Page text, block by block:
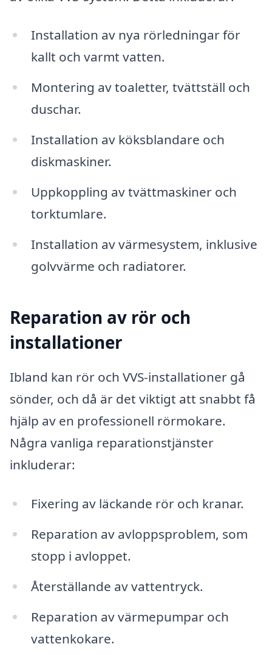
Installation av nya rörledningar för
kallt och varmt vatten.
Montering av toaletter, tvättställ och
duschar.
Installation av köksblandare och
diskmaskiner.
Uppkoppling av tvättmaskiner och
torktumlare.
Installation av värmesystem, inklusive
golvvärme och radiatorer.
Reparation av rör och
installationer
Ibland kan rör och VVS-installationer gå
sönder, och då är det viktigt att snabbt få
hjälp av en professionell rörmokare.
Några vanliga reparationstjänster
inkluderar:
Fixering av läckande rör och kranar.
Reparation av avloppsproblem, som
stopp i avloppet.
Återställande av vattentryck.
Reparation av värmepumpar och
vattenkokare.